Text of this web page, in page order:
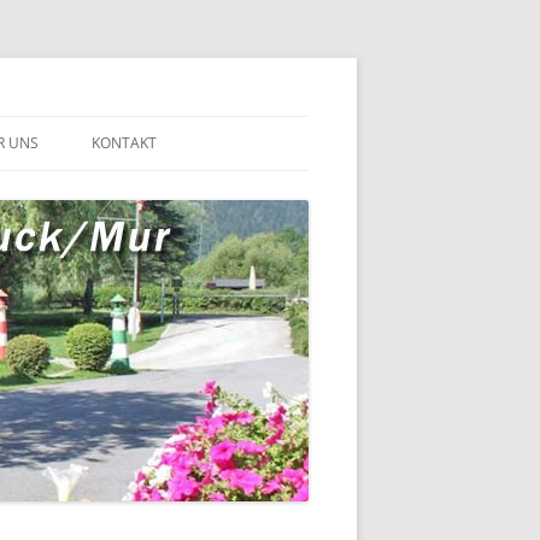
UNS
DER SCHIFFFAHRT
DER MUR
KONTAKT